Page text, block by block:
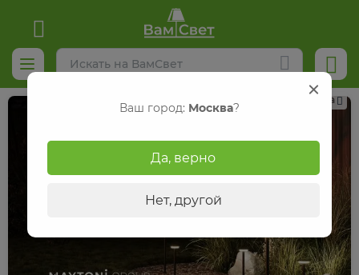
Реклама
Ваш город: Москва?
Да, верно
Нет, другой